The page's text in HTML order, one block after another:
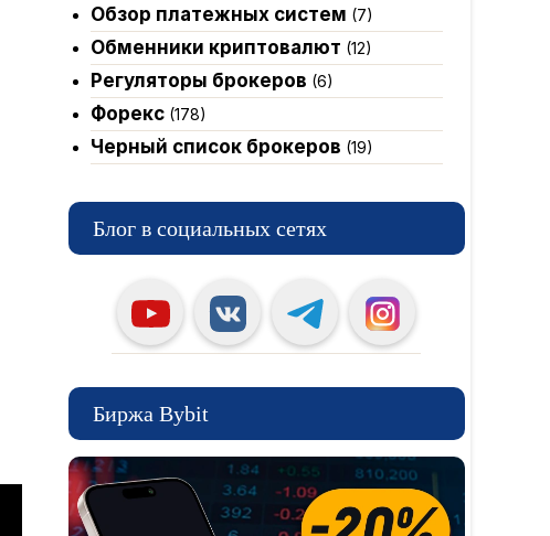
Обзор платежных систем (7)
Обменники криптовалют (12)
Регуляторы брокеров (6)
Форекс(178)
Черный список брокеров (19)
Блог в социальных сетях
Биржа Bybit